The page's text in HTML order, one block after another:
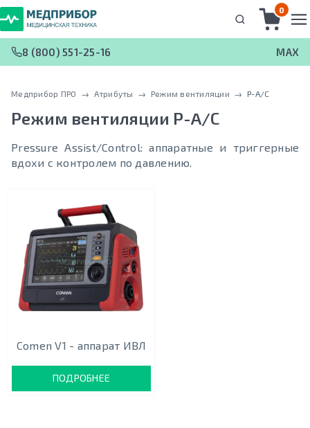
0
8 (800) 551-25-16 MAX
Медприбор ПРО → Атрибуты → Режим вентиляции → P-A/С
Режим вентиляции P-A/С
Pressure Assist/Control: аппаратные и триггерные
вдохи с контролем по давлению.
Comen V1 - аппарат ИВЛ
ПОДРОБНЕЕ